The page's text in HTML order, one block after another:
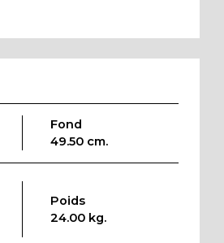
Fond
49.50 cm.
Poids
24.00 kg.